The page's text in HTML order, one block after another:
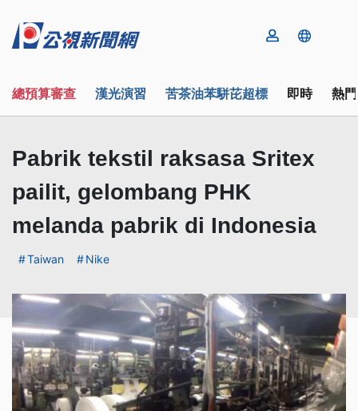
總預算審查 漢光演習 苦茶油苯駢芘超標 即時 熱
Pabrik tekstil raksasa Sritex
pailit, gelombang PHK
melanda pabrik di Indonesia
Taiwan Nike